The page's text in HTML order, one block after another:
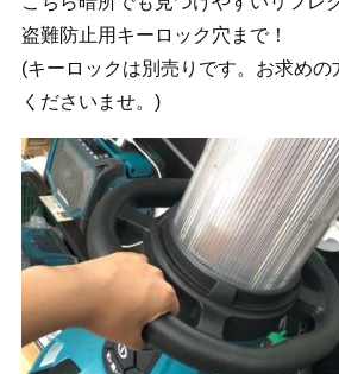
盗難防止用キーロック穴まで！
(キーロックは別売りです。お求め
くださいませ。)